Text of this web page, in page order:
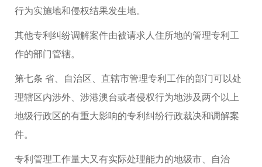
行为实施地和侵权结果发生地。
其他专利纠纷调解案件由被请求人住所地的管理专利工
作的部门管辖。
第七条 省、自治区、直辖市管理专利工作的部门可以处
理辖区内涉外、涉港澳台或者侵权行为地涉及两个以上
地级行政区的有重大影响的专利纠纷行政裁决和调解案
件。
专利管理工作量大又有实际处理能力的地级市、自治